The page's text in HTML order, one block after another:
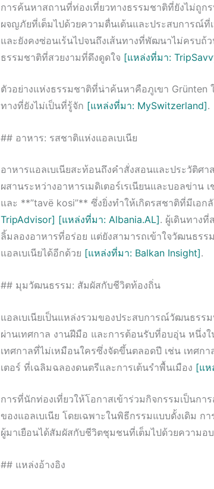
การค้นหาสถานที่ท่องเที่ยวทางธรรมชาติที่ยังไม่ถูก
ผจญภัยที่เต็มไปด้วยความตื่นเต้นและประสบการณ์
และยังคงซ่อนเร้นไปจนถึงเส้นทางที่พัฒนาไม่ครบถ้
ธรรมชาติที่สวยงามที่ดึงดูดใจ [แหล่งที่มา:
ตัวอย่างแห่งธรรมชาติที่น่าค้นหาคือภูเขา
ทางที่ยังไม่เป็นที่รู้จัก [แหล่งที่มา: MySwitzerland].
## อาหาร: รสชาติแห่งแอลเบเนีย
อาหารแอลเบเนียสะท้อนถึงคำสั่งสอนและประวัติศ
ผสานระหว่างอาหารเมดิเตอร์เรเนียนและบอลข่าน
และ **”tavë kosi”** ซึ่งยิ่งทำให้เกิดรสชาติที่มีเอ
TripAdvisor] [แหล่งที่มา: Albania.AL]. ผู้เดินทางที่
ลิ้มลองอาหารที่อร่อย แต่ยังสามารถเข้าใจวัฒนธร
แอลเบเนียได้อีกด้วย [แหล่งที่มา: Balkan Insight].
## มุมวัฒนธรรม: สัมผัสกับชีวิตท้องถิ่น
แอลเบเนียเป็นแหล่งรวมของประสบการณ์วัฒนธร
ผ่านเทศกาล งานฝีมือ และการต้อนรับที่อบอุ่น หนึ่ง
เทศกาลที่ไม่เหมือนใครซึ่งจัดขึ้นตลอดปี เช่น เทศก
เตอร์ ที่เฉลิมฉลองดนตรีและการเต้นรำพื้นเมือง [แห
การที่นักท่องเที่ยวให้โอกาสเข้าร่วมกิจกรรมเป็นก
ของแอลเบเนีย โดยเฉพาะในพิธีกรรมแบบดั้งเดิม
ผู้มาเยือนได้สัมผัสกับชีวิตชุมชนที่เต็มไปด้วยความอ
## แหล่งอ้างอิง